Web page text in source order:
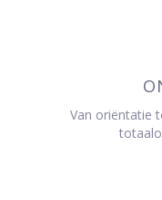
Van oriëntatie